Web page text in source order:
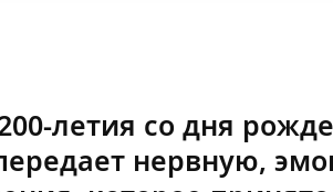
летия со дня
нервную,